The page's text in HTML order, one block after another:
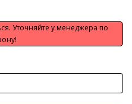
Уточняйте у менеджера по